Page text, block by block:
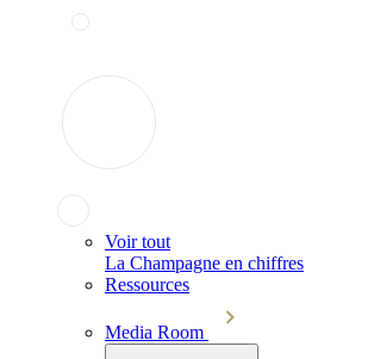
Voir tout
La Champagne en chiffres
Ressources
Media Room